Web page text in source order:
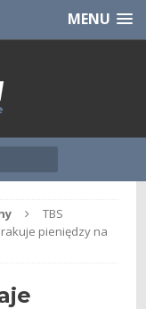
CHCĘ [klik]MENU
TBS
pieniędzy na